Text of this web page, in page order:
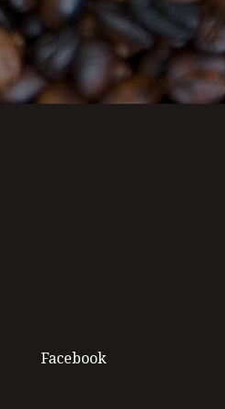
Facebook